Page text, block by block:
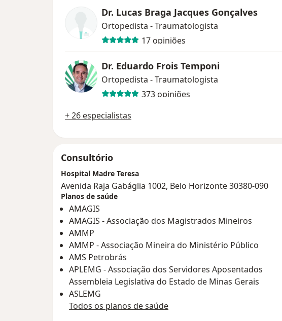
Dr. Lucas Braga Jacques Gonçalves
Ortopedista - Traumatologista
17 opiniões
Dr. Eduardo Frois Temponi
Ortopedista - Traumatologista
373 opiniões
+ 26 especialistas
Consultório
Hospital Madre Teresa
Avenida Raja Gabáglia 1002, Belo Horizonte 30380-090
Planos de saúde
AMAGIS
AMAGIS - Associação dos Magistrados Mineiros
AMMP
AMMP - Associação Mineira do Ministério Público
AMS Petrobrás
APLEMG - Associação dos Servidores Aposentados
Assembleia Legislativa do Estado de Minas Gerais
ASLEMG
Todos os planos de saúde